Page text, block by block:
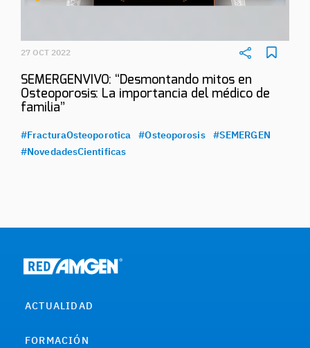
27 OCT 2022
SEMERGENVIVO: “Desmontando mitos en
Osteoporosis: La importancia del médico de
familia”
#FracturaOsteoporotica #Osteoporosis
#SEMERGEN
#NovedadesCientificas
ACTUALIDAD
FORMACIÓN